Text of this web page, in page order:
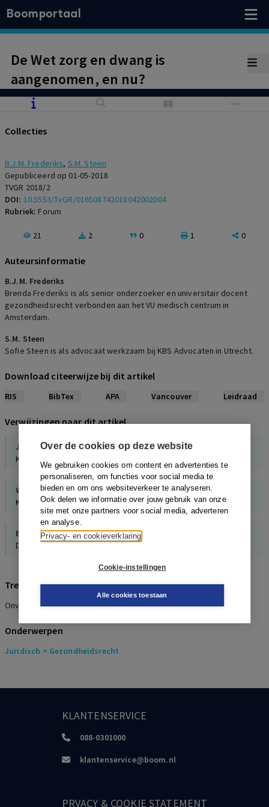
Over de cookies op deze website
We gebruiken cookies om content en advertenties te
personaliseren, om functies voor social media te
bieden en om ons websiteverkeer te analyseren.
Ook delen we informatie over jouw gebruik van onze
site met onze partners voor social media, adverteren
en analyse.
Privacy- en cookieverklaring
Cookie-instellingen
Alle cookies toestaan
Boomportaal
De Wet zorg en dwang is
aangenomen, en nu?
Collecties
B.J.M. Frederiks, S.M. Steen
Gepubliceerd op 01-05-2018
TVGR 2018/2
DOI: 10.5553/TvGR/016508742018042002004
Rubriek: Forum
21 2 0 1 0
Auteursinformatie
B.J.M. Frederiks
Brenda Frederiks is als senior onderzoeker en universitair docent
gezondheidsrecht verbonden aan het VU medisch centrum in
Amsterdam.
S.M. Steen
Sofie Steen is als advocaat werkzaam bij KBS Advocaten in Utrecht.
Download citeerwijze bij dit artikel
RIS BibTex APA Vancouver Leidraad
Verwijzingen naar dit artikel
J.J. Rijken,W.F. van der Wel
Kroniek wetgeving gezondheidsrecht 2016-2018
W.F. van der Wel ,M.E. Jannink
Kroniek wetgeving gezondheidsrecht 2018-2020
B.J.M. Frederiks
De Wet zorg en dwang treedt op 1 januari 2020 in werking
Trefwoorden
Onvrijwillige zorg, Wzd, Wet Bopz, Opname, Cliënten
Onderwerpen
Juridisch > Gezondheidsrecht
KLANTENSERVICE
088-0301000
klantenservice@boom.nl
PRVACY & COOKIE STATEMENT